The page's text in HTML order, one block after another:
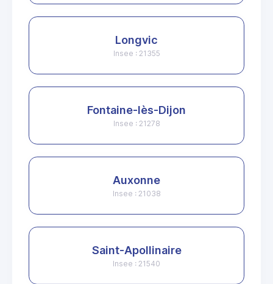
Longvic
Insee : 21355
Fontaine-lès-Dijon
Insee : 21278
Auxonne
Insee : 21038
Saint-Apollinaire
Insee : 21540